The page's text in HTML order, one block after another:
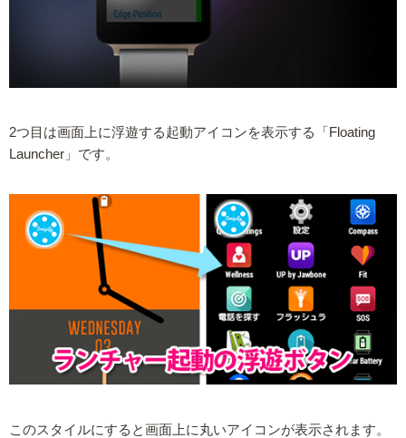
2つ目は画面上に浮遊する起動アイコンを表示する「Floating
Launcher」です。
このスタイルにすると画面上に丸いアイコンが表示されます。